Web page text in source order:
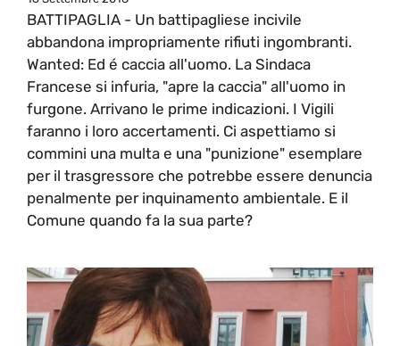
BATTIPAGLIA - Un battipagliese incivile
abbandona impropriamente rifiuti ingombranti.
Wanted: Ed é caccia all'uomo. La Sindaca
Francese si infuria, "apre la caccia" all'uomo in
furgone. Arrivano le prime indicazioni. I Vigili
faranno i loro accertamenti. Ci aspettiamo si
commini una multa e una "punizione" esemplare
per il trasgressore che potrebbe essere denuncia
penalmente per inquinamento ambientale. E il
Comune quando fa la sua parte?